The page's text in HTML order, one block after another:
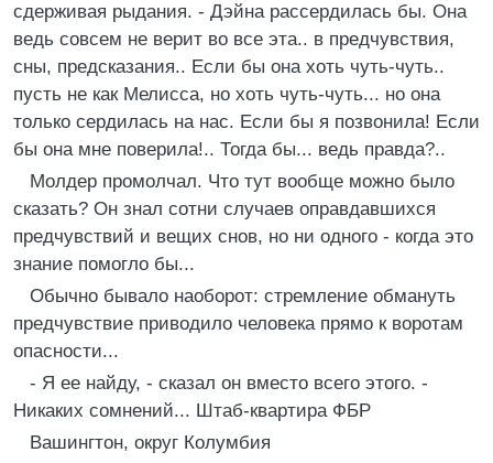
сдерживая рыдания. - Дэйна рассердилась бы. Она
ведь совсем не верит во все эта.. в предчувствия,
сны, предсказания.. Если бы она хоть чуть-чуть..
пусть не как Мелисса, но хоть чуть-чуть... но она
только сердилась на нас. Если бы я позвонила! Если
бы она мне поверила!.. Тогда бы... ведь правда?..
Молдер промолчал. Что тут вообще можно было
сказать? Он знал сотни случаев оправдавшихся
предчувствий и вещих снов, но ни одного - когда это
знание помогло бы...
Обычно бывало наоборот: стремление обмануть
предчувствие приводило человека прямо к воротам
опасности...
- Я ее найду, - сказал он вместо всего этого. -
Никаких сомнений... Штаб-квартира ФБР
Вашингтон, округ Колумбия